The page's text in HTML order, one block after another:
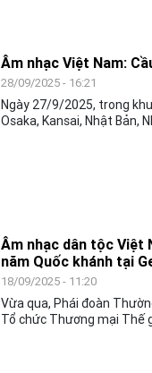
Âm nhạc Việt Nam:
28/09/2025 - 16:21
Ngày 27/9/2025, trong
Osaka, Kansai, Nhật Bản,
Âm nhạc dân tộc Việt
năm Quốc khánh tại
18/09/2025 - 11:20
Vừa qua, Phái đoàn
Tổ chức Thương mại Thế